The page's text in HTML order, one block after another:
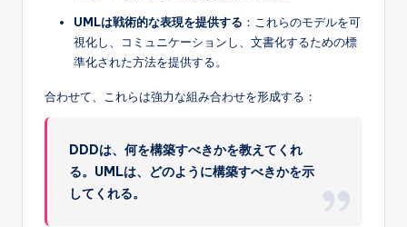
UMLは戦術的な表現を提供する ：これらのモデルを可
視化し、コミュニケーションし、文書化するための標
準化された方法を提供する。
合わせて、これらは強力な組み合わせを形成する：
DDDは、何を構築すべきかを教えてくれ
る。UMLは、どのように構築すべきかを示
してくれる。